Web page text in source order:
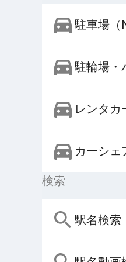
駐車場（
駐輪場・
レンタカ
カーシェ
検索
駅名検索